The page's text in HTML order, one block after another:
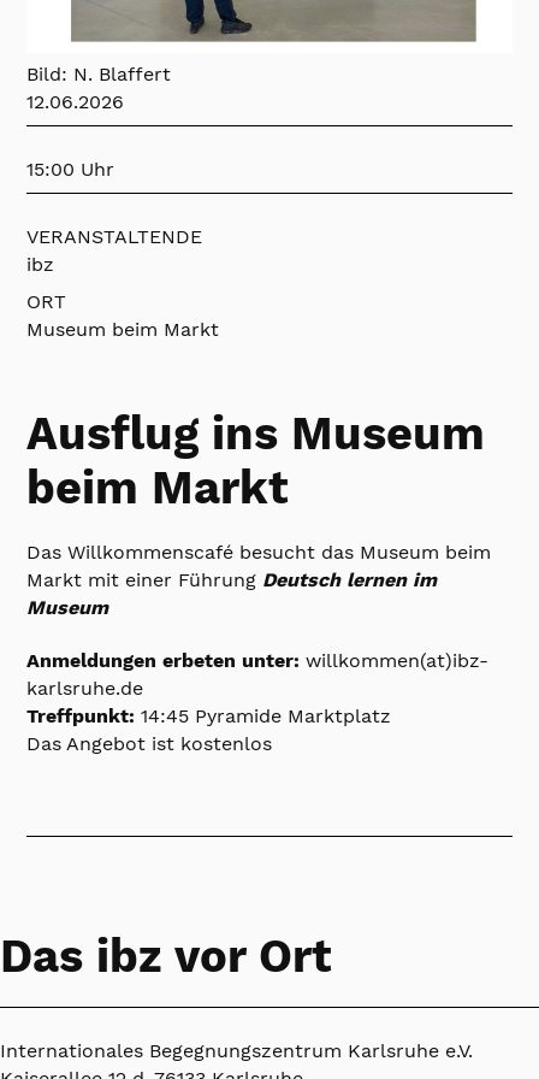
Bild: N. Blaffert
12.06.2026
15:00 Uhr
VERANSTALTENDE
ibz
ORT
Museum beim Markt
Ausflug ins Museum
beim Markt
Das Willkommenscafé besucht das Museum beim
Markt mit einer Führung Deutsch lernen im
Museum
Anmeldungen erbeten unter:willkommen(at)ibz-
karlsruhe.de
Treffpunkt:14:45 Pyramide Marktplatz
Das Angebot ist kostenlos
Das ibz vor Ort
Internationales Begegnungszentrum Karlsruhe e.V.